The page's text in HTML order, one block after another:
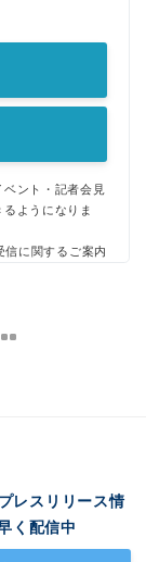
ント・記者会見
ようになりま
信に関するご案内
レスリリース情
く配信中